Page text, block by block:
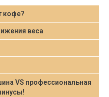
кофе?
веса
VS профессиональная